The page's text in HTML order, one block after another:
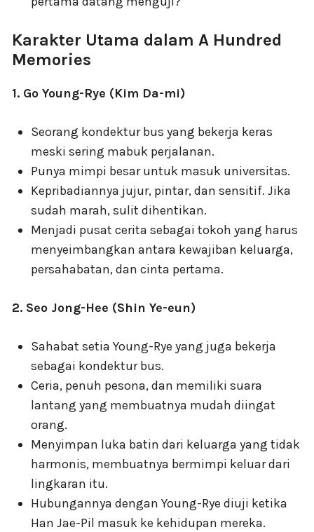
Karakter Utama dalam A Hundred
Memories
1. Go Young-Rye (Kim Da-mi)
Seorang kondektur bus yang bekerja keras
meski sering mabuk perjalanan.
Punya mimpi besar untuk masuk universitas.
Kepribadiannya jujur, pintar, dan sensitif. Jika
sudah marah, sulit dihentikan.
Menjadi pusat cerita sebagai tokoh yang harus
menyeimbangkan antara kewajiban keluarga,
persahabatan, dan cinta pertama.
2. Seo Jong-Hee (Shin Ye-eun)
Sahabat setia Young-Rye yang juga bekerja
sebagai kondektur bus.
Ceria, penuh pesona, dan memiliki suara
lantang yang membuatnya mudah diingat
orang.
Menyimpan luka batin dari keluarga yang tidak
harmonis, membuatnya bermimpi keluar dari
lingkaran itu.
Hubungannya dengan Young-Rye diuji ketika
Han Jae-Pil masuk ke kehidupan mereka.